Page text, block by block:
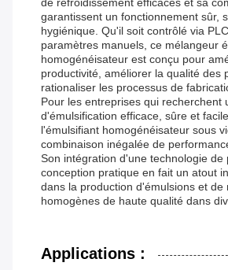
de refroidissement efficaces et sa
garantissent un fonctionnement sûr,
hygiénique. Qu'il soit contrôlé via
paramètres manuels, ce mélangeur
homogénéisateur est conçu pour
productivité, améliorer la qualité des
rationaliser les processus de
Pour les entreprises qui recherchent
d'émulsification efficace, sûre et
l'émulsifiant homogénéisateur sous
combinaison inégalée de
Son intégration d'une technologie de
conception pratique en fait un atout
dans la production d'émulsions et de
homogènes de haute qualité dans
Applications :